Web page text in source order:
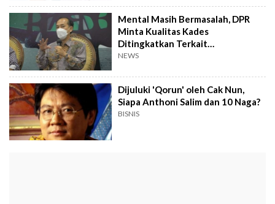
Mental Masih Bermasalah, DPR
Minta Kualitas Kades
Ditingkatkan Terkait
Perpanjangan Jabatan 9 Tahun
NEWS
Dijuluki 'Qorun' oleh Cak Nun,
Siapa Anthoni Salim dan 10 Naga?
BISNIS